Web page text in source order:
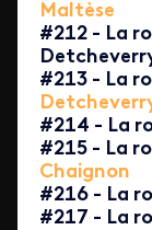
Maltèse
#212 - La
#213 - La
#214 - La
#215 - La
Chaignon
#216 - La
#217 - La